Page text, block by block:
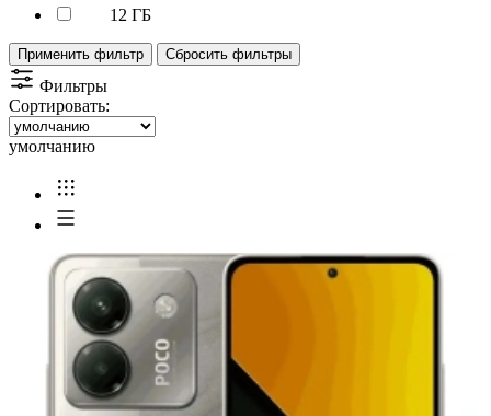
12 ГБ
Применить фильтр Сбросить фильтры
Фильтры
Сортировать:
умолчанию